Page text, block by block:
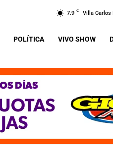
7.9 C Villa Carlos
POLÍTICA VIVO SHOW